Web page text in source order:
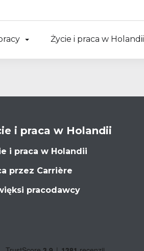
Życie i praca w Holandii
i praca w Holandii
i praca w Holandii
przez Carrière
pracodawcy